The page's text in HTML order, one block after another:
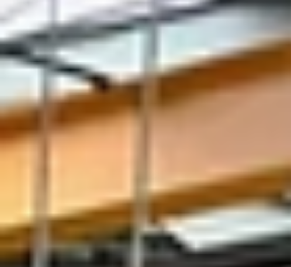
productielijn uniek is. Daarom ontwikkelen en
bouwen wij metaaldetectorbanden die volledig
afgestemd zijn op de specifieke noden van jouw
productieproces. Metaaldetectie speelt een
cruciale rol binnen sectoren zoals de
voedingsindustrie, farmaceutische sector en
logistie